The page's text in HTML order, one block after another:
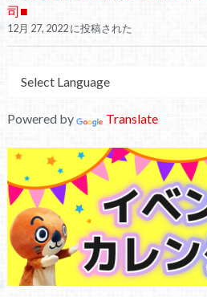
司■
12月 27, 2022 に投稿された
Powered by Translate